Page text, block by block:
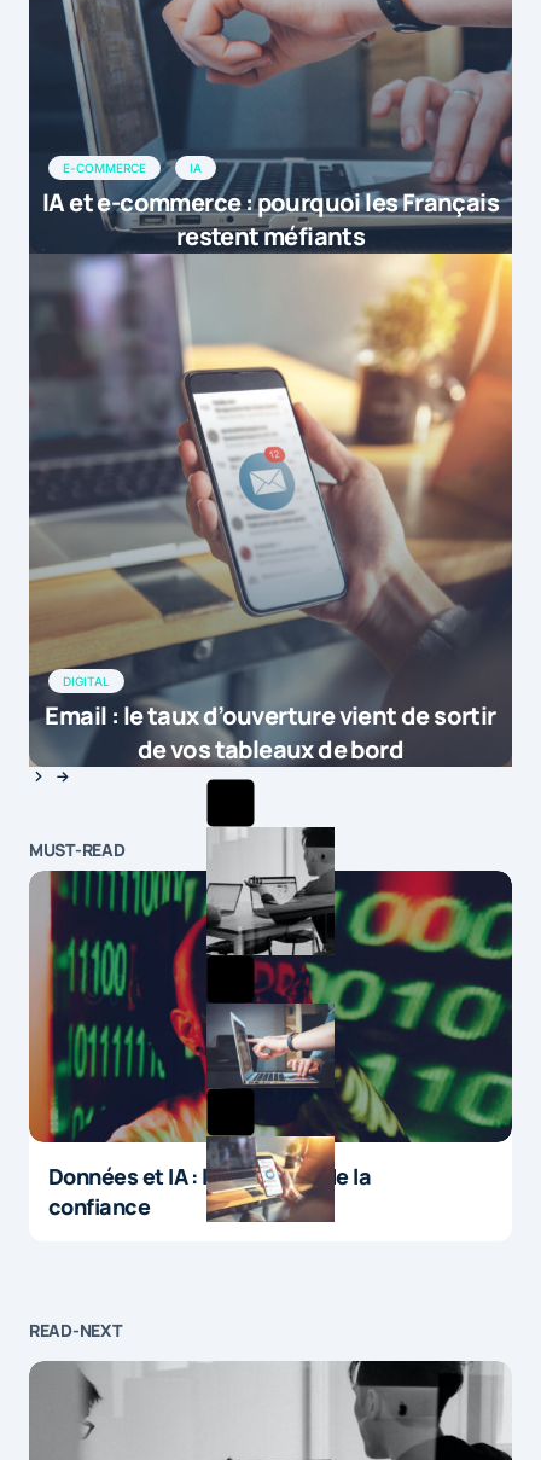
E-COMMERCE IA
IA et e-commerce : pourquoi les Français
restent méfiants
DIGITAL
Email : le taux d’ouverture vient de sortir
de vos tableaux de bord
MUST-READ
Données et IA : le paradoxe de la
confiance
READ-NEXT